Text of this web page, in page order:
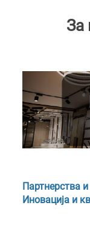
За
Партнерства
Иновација и